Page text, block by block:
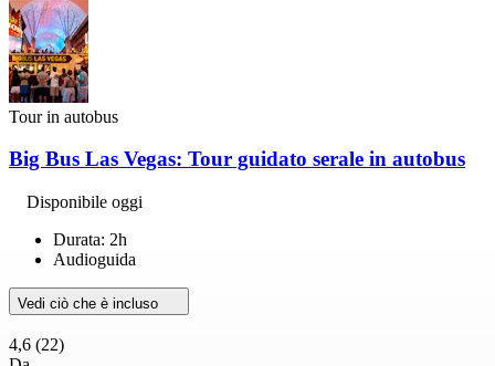
Tour in autobus
Big Bus Las Vegas: Tour guidato serale in autobus
Disponibile oggi
Durata: 2h
Audioguida
Vedi ciò che è incluso
4,6 (22)